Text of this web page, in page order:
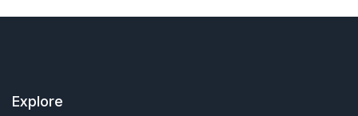
Explore